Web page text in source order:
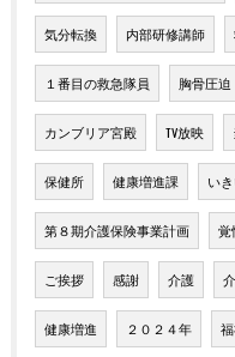
気分転換 内部研修講師
１番目の救急隊員 胸骨圧迫
カンブリア宮殿 TV放映
保健所 健康増進課 い
第８期介護保険事業計画 覚
ご挨拶 感謝 介護
健康増進 ２０２４年